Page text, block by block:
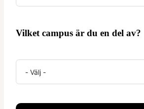
Vilket campus är du en del av?